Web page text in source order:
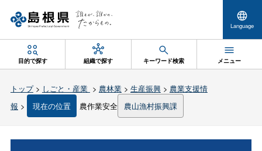
Language
目的で探す 組織で探す キーワード検索 メニュー
トップ> しごと・産業 > 農林業> 生産振興> 農業支援情
報 > 現在の位置 農作業安全 農山漁村振興課